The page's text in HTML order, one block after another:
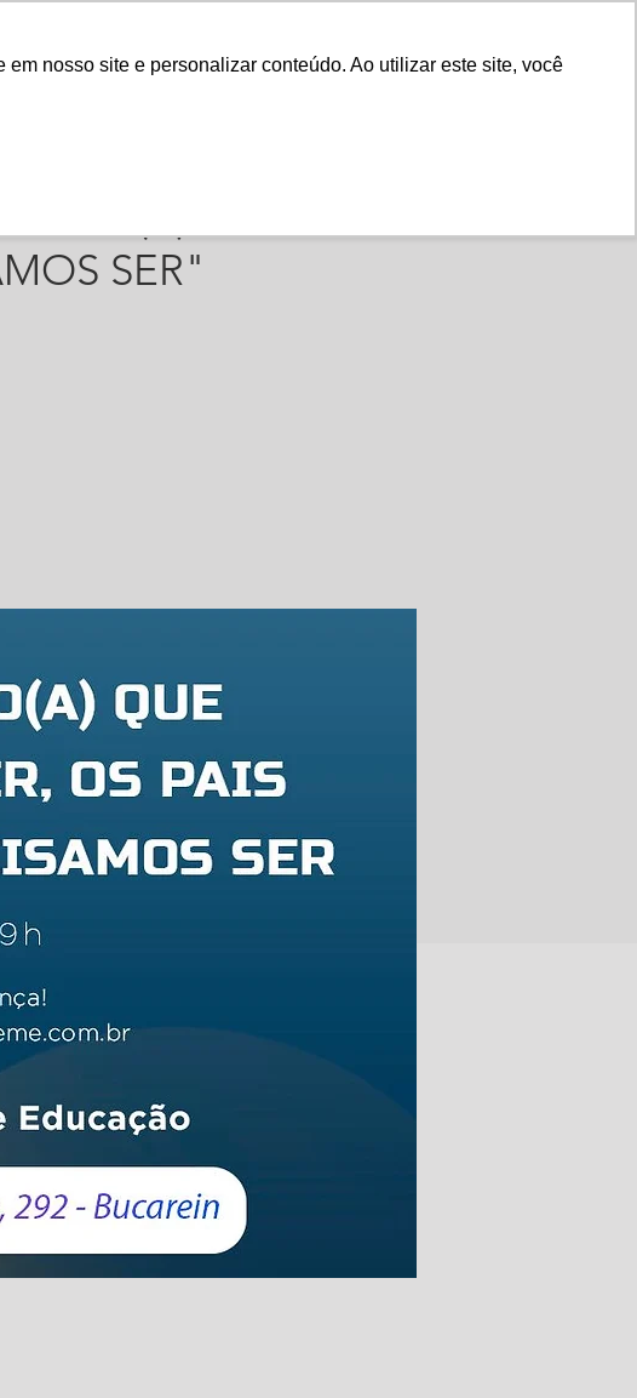
nosso site e personalizar conteúdo. Ao utilizar este site, você
SER"